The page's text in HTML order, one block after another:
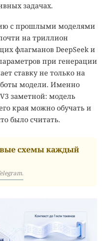
задачах.
с прошлыми моделями
на триллион
флагманов DeepSeek и
при генерации
ставку не только на
модели. Именно
заметной: модель
края можно обучать и
было считать.
схемы каждый